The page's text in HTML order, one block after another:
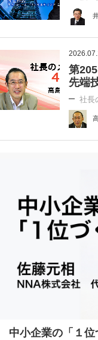
第
先端
社長
中小企業の「１